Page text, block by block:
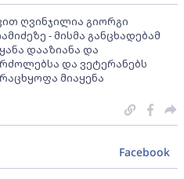
ღვინჯილია გიორგი
- მისმა განცხადებამ
დააზიანა და
და ვეტერანებს
მიაყენა
Facebook